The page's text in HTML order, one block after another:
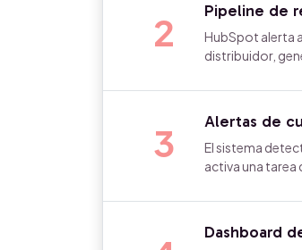
2 Pipeline de
HubSpot alerta
distribuidor,
3 Alertas de
El sistema
activa una tarea
Dashboard